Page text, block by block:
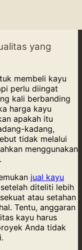
yang
membeli kayu
perlu diingat
kali berbanding
harga kayu
apakah itu
kadang,
tidak melalui
menggunakan
jual kayu
diteliti lebih
atau setahan
Tentu, anggaran
kayu harus
Anda tidak